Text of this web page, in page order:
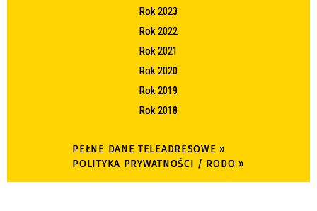
Rok 2023
Rok 2022
Rok 2021
Rok 2020
Rok 2019
Rok 2018
PEŁNE DANE TELEADRESOWE »
POLITYKA PRYWATNOŚCI / RODO »